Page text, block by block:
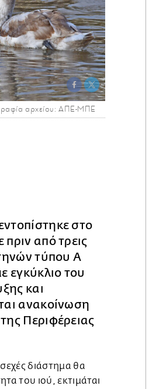
αρχείου: ΑΠΕ-ΜΠΕ
στο
πριν από τρεις
τύπου Α
του
και
ανακοίνωση
Περιφέρειας
διάστημα θα
του ιού, εκτιμάται